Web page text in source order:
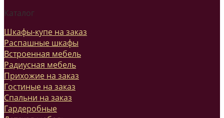
Каталог
Шкафы-купе на заказ
Распашные шкафы
Встроенная мебель
Радиусная мебель
Прихожие на заказ
Гостиные на заказ
Спальни на заказ
Гардеробные